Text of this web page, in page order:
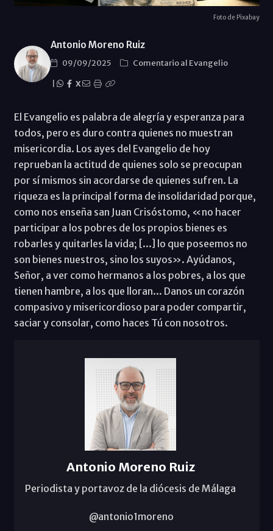
Foto de Pixabay
Antonio Moreno Ruiz
09/09/2025
Comentario al Evangelio
X
El Evangelio es palabra de alegría y esperanza para
todos, pero es duro contra quienes no muestran
misericordia. Los ayes del Evangelio de hoy
reprueban la actitud de quienes solo se preocupan
por sí mismos sin acordarse de quienes sufren. La
riqueza es la principal forma de insolidaridad porque,
como nos enseña san Juan Crisóstomo, «no hacer
participar a los pobres de los propios bienes es
robarles y quitarles la vida; [...] lo que poseemos no
son bienes nuestros, sino los suyos». Ayúdanos,
Señor, a ver como hermanos a los pobres, a los que
tienen hambre, a los que lloran... Danos un corazón
compasivo y misericordioso para poder compartir,
saciar y consolar, como haces Tú con nosotros.
Antonio Moreno Ruiz
Periodista y portavoz de la diócesis de Málaga
@antonio1moreno